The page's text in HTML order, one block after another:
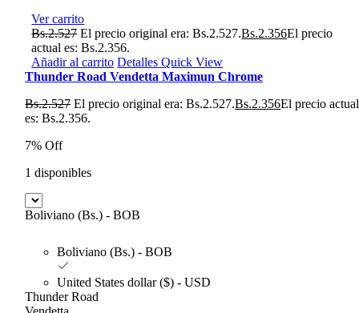
Ver carrito
Bs.2.527 El precio original era: Bs.2.527.Bs.2.356El precio
actual es: Bs.2.356.
Añadir al carrito Detalles Quick View
Thunder Road Vendetta Maximun Chrome
Bs.2.527 El precio original era: Bs.2.527.Bs.2.356El precio actual
es: Bs.2.356.
7% Off
1 disponibles
Boliviano (Bs.) - BOB
Boliviano (Bs.) - BOB
United States dollar ($) - USD
Thunder Road